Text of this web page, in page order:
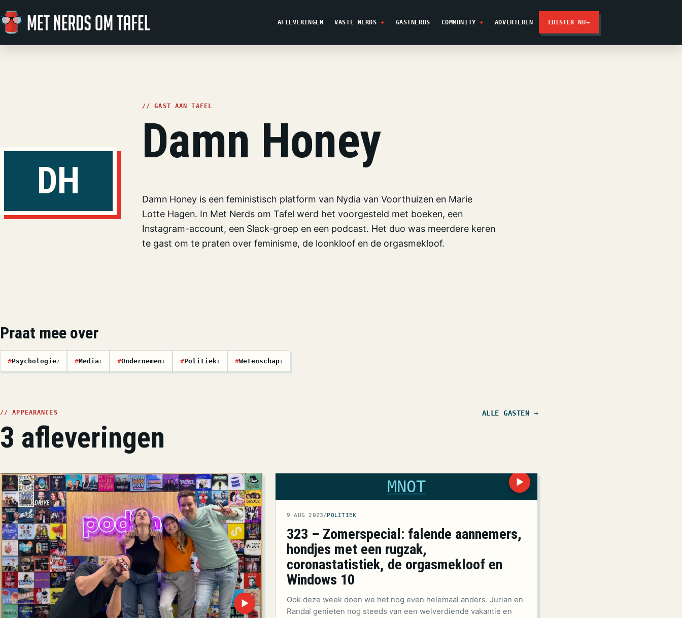
Ga naar de inhoud
AFLEVERINGEN VASTE NERDS GASTNERDS COMMUNITY ADVERTEREN LUISTER NU→
DH
// GAST AAN TAFEL
Damn Honey
Damn Honey is een feministisch platform van Nydia van Voorthuizen en Marie
Lotte Hagen. In Met Nerds om Tafel werd het voorgesteld met boeken, een
Instagram-account, een Slack-groep en een podcast. Het duo was meerdere keren
te gast om te praten over feminisme, de loonkloof en de orgasmekloof.
Praat mee over
#Psychologie2 #Media1 #Ondernemen1 #Politiek1 #Wetenschap1
// APPEARANCES
3 afleveringen
ALLE GASTEN →
▶
MNOT ▶
9 AUG 2023/ POLITIEK
323 – Zomerspecial: falende aannemers,
hondjes met een rugzak,
coronastatistiek, de orgasmekloof en
Windows 10
Ook deze week doen we het nog even helemaal anders. Jurian en
Randal genieten nog steeds van een welverdiende vakantie en